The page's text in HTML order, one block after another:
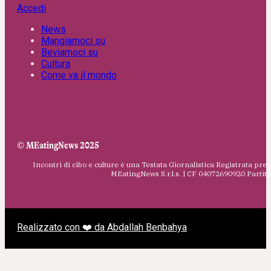
Accedi
News
Mangiamoci su
Beviamoci su
Cultura
Come va il mondo
© MEatingNews 2025
Incontri di cibo e culture è una Testata Giornalistica Registrata
MEatingNews S.r.l.s. | CF 04072690920
Realizzato con ❤️ da Abdallah Benbahya